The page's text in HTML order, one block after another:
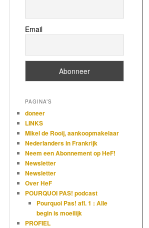
Email
PAGINA’S
doneer
LINKS
Mikel de Rooij, aankoopmakelaar
Nederlanders in Frankrijk
Neem een Abonnement op HeF!
Newsletter
Newsletter
Over HeF
POURQUOI PAS! podcast
Pourquoi Pas! afl. 1 : Alle
begin is moeilijk
PROFIEL